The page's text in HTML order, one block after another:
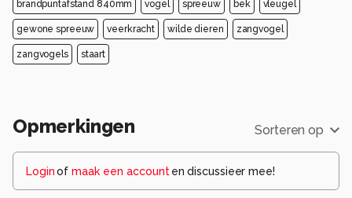
brandpuntafstand 840mm vogel spreeuw bek vleugel
gewone spreeuw veerkracht wilde dieren zangvogel
zangvogels staart
Opmerkingen Sorteren op
Loginof maak een account en discussieer mee!